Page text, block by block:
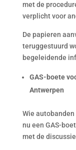
met de
verplicht voor
De papieren
teruggestuurd
begeleidende
GAS-boete
Antwerpen
Wie
nu een GAS-
met de